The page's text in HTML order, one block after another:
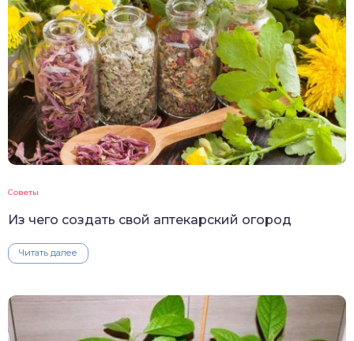
Советы
Из чего создать свой аптекарский огород
Читать далее